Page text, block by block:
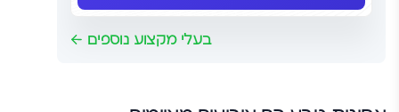
בעלי מקצוע נוספים